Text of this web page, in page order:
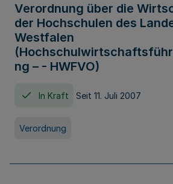
Verordnung über die
der Hochschulen des
Westfalen
ng – - HWFVO)
In Kraft Seit 11. Juli 2007
Verordnung